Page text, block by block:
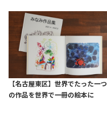
【名古屋東区】世界でたった一つ
の作品を世界で一冊の絵本に